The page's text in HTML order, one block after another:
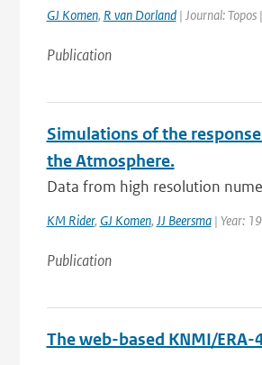
GJ Komen, R van Dorland| Journal: Topos
Publication
Simulations of the
the Atmosphere.
Data from high resolution
KM Rider, GJ Komen, JJ Beersma| Year:
Publication
The web-based KNMI/